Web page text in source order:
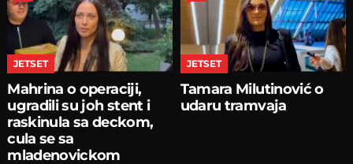
JETSET
Mahrina o operaciji,
ugradili su joh stent i
raskinula sa deckom,
cula se sa
mladenovickom
JETSET
Tamara Milutinović o
udaru tramvaja